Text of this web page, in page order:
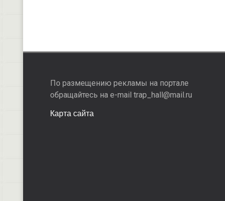
По размещению рекламы на портале
обращайтесь на e-mail trap_hall@mail.ru
Карта сайта